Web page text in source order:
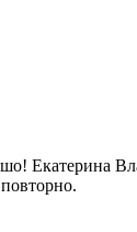
Екатерина